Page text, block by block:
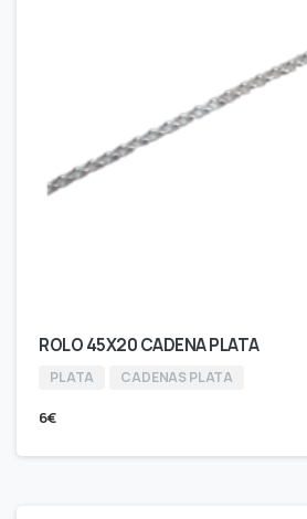
ROLO 45X20 CADENA PLATA
PLATA CADENAS PLATA
6€